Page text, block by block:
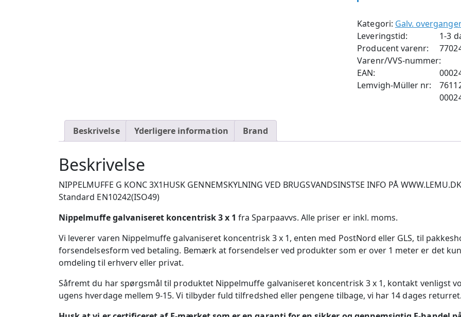
Kategori: Galv.
Leveringstid:
1-3
Producent varenr:
Varenr/VVS-nummer:
EAN:
Lemvigh-Müller nr:
Beskrivelse Yderligere information Brand
Beskrivelse
NIPPELMUFFE G KONC 3X1HUSK GENNEMSKYLNING VED BRUGSVANDSINSTSE INFO PÅ
Standard EN10242(ISO49)
Nippelmuffe galvaniseret koncentrisk 3 x 1 fra Sparpaavvs. Alle priser er inkl. moms.
Vi leverer varen Nippelmuffe galvaniseret koncentrisk 3 x 1, enten med PostNord eller GLS, til
forsendelsesform ved betaling. Bemærk at forsendelser ved produkter som er over 1 meter er det
omdeling til erhverv eller privat.
Såfremt du har spørgsmål til produktet Nippelmuffe galvaniseret koncentrisk 3 x 1, kontakt venligst
ugens hverdage mellem 9-15. Vi tilbyder fuld tilfredshed eller pengene tilbage, vi har 14 dages returret.